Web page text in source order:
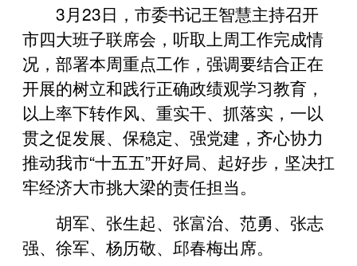
3月23日，市委书记王智慧主持召开
市四大班子联席会，听取上周工作完成情
况，部署本周重点工作，强调要结合正在
开展的树立和践行正确政绩观学习教育，
以上率下转作风、重实干、抓落实，一以
贯之促发展、保稳定、强党建，齐心协力
推动我市“十五五”开好局、起好步，坚决扛
牢经济大市挑大梁的责任担当。
胡军、张生起、张富治、范勇、张志
强、徐军、杨历敬、邱春梅出席。